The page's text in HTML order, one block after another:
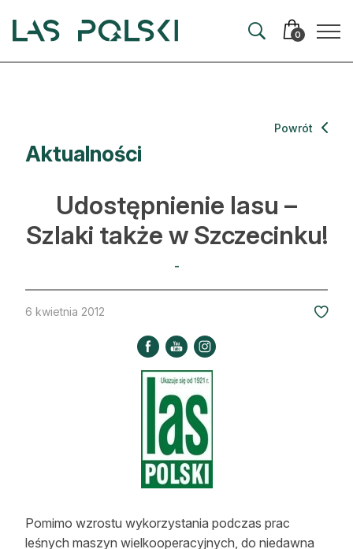
0
Artykuły
Hodowla lasu
Ochrona lasu
Nowe technologie
Kultura i historia
Leśnik na zakupach
Edukacja
Aktualności
Powrót
Udostępnienie lasu –
Szlaki także w Szczecinku!
-
6 kwietnia 2012
Pomimo wzrostu wykorzystania podczas prac
leśnych maszyn wielkooperacyjnych, do niedawna